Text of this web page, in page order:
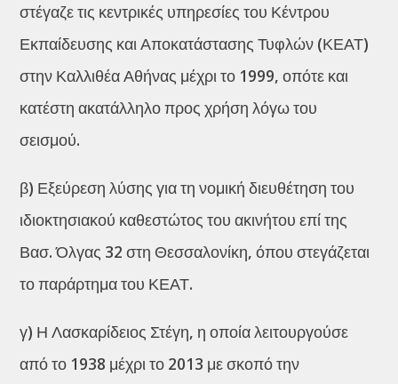
στέγαζε τις κεντρικές υπηρεσίες του Κέντρου
Εκπαίδευσης και Αποκατάστασης Τυφλών (ΚΕΑΤ)
στην Καλλιθέα Αθήνας μέχρι το 1999, οπότε και
κατέστη ακατάλληλο προς χρήση λόγω του
σεισμού.
β) Εξεύρεση λύσης για τη νομική διευθέτηση του
ιδιοκτησιακού καθεστώτος του ακινήτου επί της
Βασ. Όλγας 32 στη Θεσσαλονίκη, όπου στεγάζεται
το παράρτημα του ΚΕΑΤ.
γ) Η Λασκαρίδειος Στέγη, η οποία λειτουργούσε
από το 1938 μέχρι το 2013 με σκοπό την